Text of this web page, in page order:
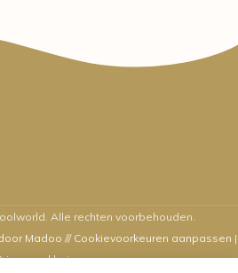
Alle rechten voorbehouden.
Madoo /// Cookievoorkeuren aanpassen |